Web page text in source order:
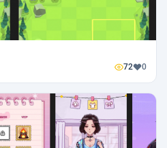
72 0